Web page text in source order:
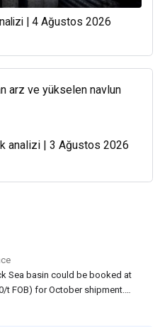
| 4 Ağustos 2026
arz ve yükselen navlun
analizi | 3 Ağustos 2026
Sea basin could be booked at
t FOB) for October shipment.